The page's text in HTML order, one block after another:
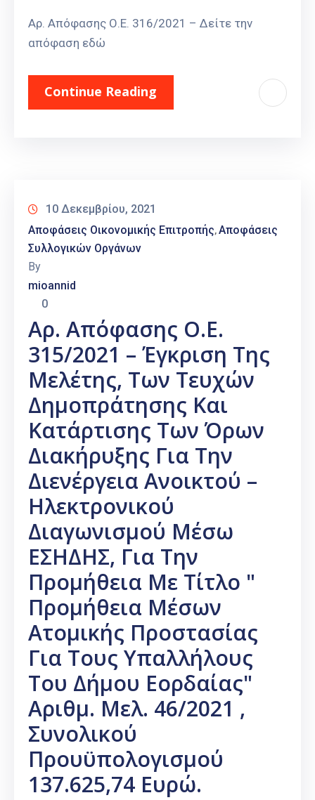
Αρ. Απόφασης Ο.Ε. 316/2021 – Δείτε την
απόφαση εδώ
Continue Reading
10 Δεκεμβρίου, 2021
Αποφάσεις Οικονομικής Επιτροπής‚Αποφάσεις
Συλλογικών Οργάνων
By
mioannid
0
Αρ. Απόφασης Ο.Ε.
315/2021 – Έγκριση Της
Μελέτης, Των Τευχών
Δημοπράτησης Και
Κατάρτισης Των Όρων
Διακήρυξης Για Την
Διενέργεια Ανοικτού –
Ηλεκτρονικού
Διαγωνισμού Μέσω
ΕΣΗΔΗΣ, Για Την
Προμήθεια Με Τίτλο "
Προμήθεια Μέσων
Ατομικής Προστασίας
Για Τους Υπαλλήλους
Του Δήμου Εορδαίας"
Αριθμ. Μελ. 46/2021 ,
Συνολικού
Προυϋπολογισμού
137.625,74 Ευρώ.